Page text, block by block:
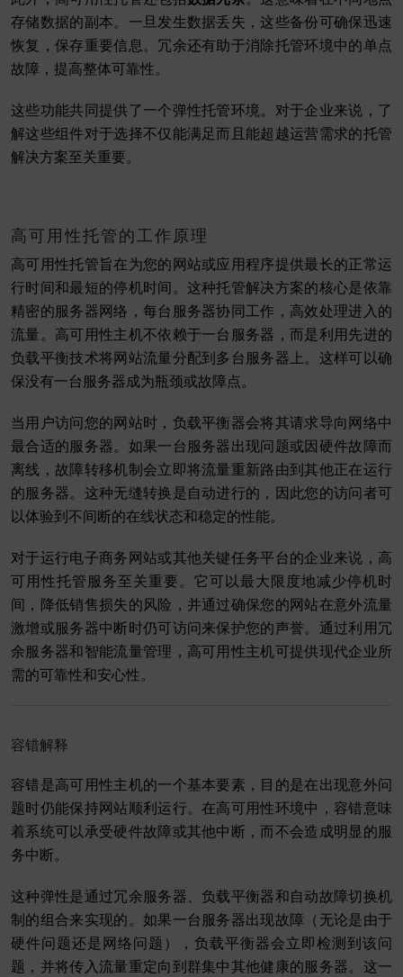
存储数据的副本。一旦发生数据丢失，这些备份可确保迅速
恢复，保存重要信息。冗余还有助于消除托管环境中的单点
故障，提高整体可靠性。
这些功能共同提供了一个弹性托管环境。对于企业来说，了
解这些组件对于选择不仅能满足而且能超越运营需求的托管
解决方案至关重要。
高可用性托管的工作原理
高可用性托管旨在为您的网站或应用程序提供最长的正常运
行时间和最短的停机时间。这种托管解决方案的核心是依靠
精密的服务器网络，每台服务器协同工作，高效处理进入的
流量。高可用性主机不依赖于一台服务器，而是利用先进的
负载平衡技术将网站流量分配到多台服务器上。这样可以确
保没有一台服务器成为瓶颈或故障点。
当用户访问您的网站时，负载平衡器会将其请求导向网络中
最合适的服务器。如果一台服务器出现问题或因硬件故障而
离线，故障转移机制会立即将流量重新路由到其他正在运行
的服务器。这种无缝转换是自动进行的，因此您的访问者可
以体验到不间断的在线状态和稳定的性能。
对于运行电子商务网站或其他关键任务平台的企业来说，高
可用性托管服务至关重要。它可以最大限度地减少停机时
间，降低销售损失的风险，并通过确保您的网站在意外流量
激增或服务器中断时仍可访问来保护您的声誉。通过利用冗
余服务器和智能流量管理，高可用性主机可提供现代企业所
需的可靠性和安心性。
容错解释
容错是高可用性主机的一个基本要素，目的是在出现意外问
题时仍能保持网站顺利运行。在高可用性环境中，容错意味
着系统可以承受硬件故障或其他中断，而不会造成明显的服
务中断。
这种弹性是通过冗余服务器、负载平衡器和自动故障切换机
制的组合来实现的。如果一台服务器出现故障（无论是由于
硬件问题还是网络问题），负载平衡器会立即检测到该问
题，并将传入流量重定向到群集中其他健康的服务器。这一